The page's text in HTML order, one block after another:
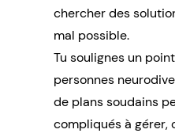
chercher des
mal possible.
Tu soulignes un
personnes
de plans soudains
compliqués à gérer,